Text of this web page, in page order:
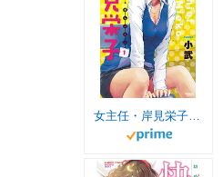
女主任・岸見栄子（１） (バンブーコミックス)